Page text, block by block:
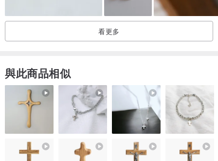
■ 註意事項:
請儘量避免與化學物質接觸
平時不戴時，用壹個小塑料密封袋保存，避免與空氣接觸，減少氧化
手作不會出現壹模壹樣的產品
如果不能接受請謹慎購買
天然晶石無法做到完美無瑕哦，含有少許晶體、棉絮
看更多
與此商品相似